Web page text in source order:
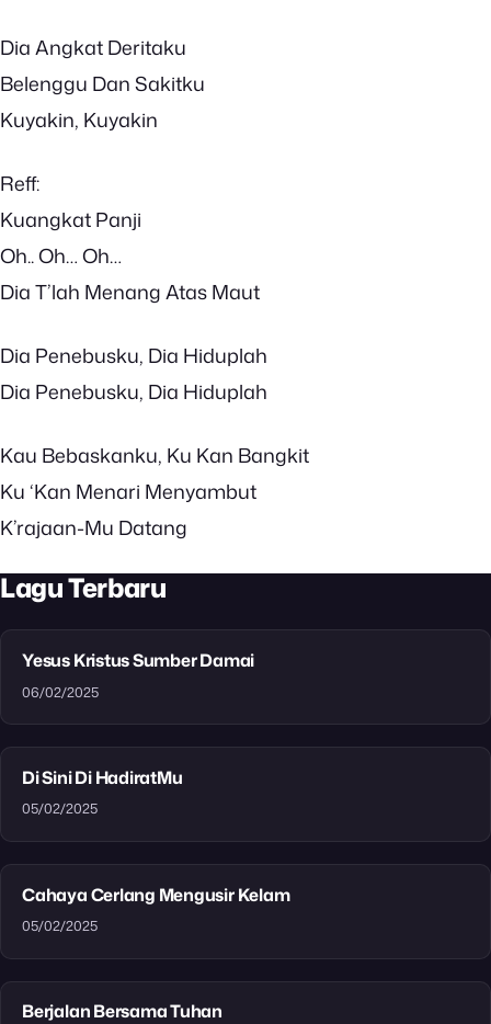
Dia Angkat Deritaku
Belenggu Dan Sakitku
Kuyakin, Kuyakin
Reff:
Kuangkat Panji
Oh.. Oh… Oh…
Dia T’lah Menang Atas Maut
Dia Penebusku, Dia Hiduplah
Dia Penebusku, Dia Hiduplah
Kau Bebaskanku, Ku Kan Bangkit
Ku ‘Kan Menari Menyambut
K’rajaan-Mu Datang
Lagu Terbaru
Yesus Kristus Sumber Damai
06/02/2025
Di Sini Di HadiratMu
05/02/2025
Cahaya Cerlang Mengusir Kelam
05/02/2025
Berjalan Bersama Tuhan